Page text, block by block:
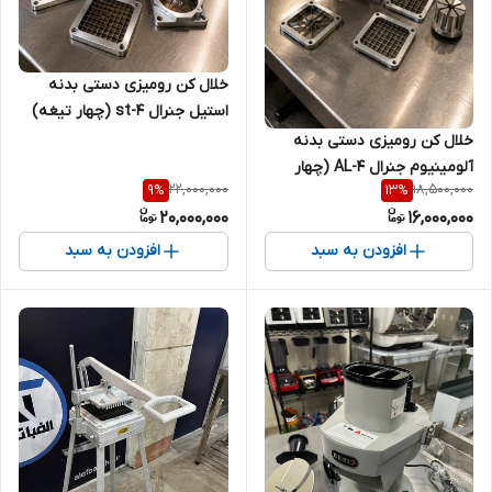
خلال کن رومیزی دستی بدنه
آلومینیوم جنرال AL-4 (چهار
تیغه)
18,500,000
13%
16,000,000
افزودن به سبد
خلال کن رومیزی دستی‌ بدنه
استیل جنرال st-4 (چهار تیغه)
22,000,000
9%
20,000,000
افزودن به سبد